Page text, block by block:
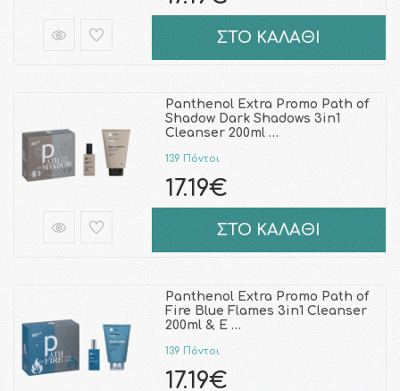
ΣΤΟ ΚΑΛΑΘΙ
Panthenol Extra Promo Path of
Shadow Dark Shadows 3in1
Cleanser 200ml …
139 Πόντοι
17.19€
ΣΤΟ ΚΑΛΑΘΙ
Panthenol Extra Promo Path of
Fire Blue Flames 3in1 Cleanser
200ml & E …
139 Πόντοι
17.19€